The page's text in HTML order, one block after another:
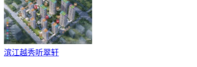
滨江越秀听翠轩